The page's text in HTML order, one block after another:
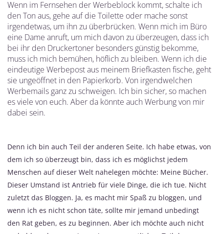
Wenn im Fernsehen der Werbeblock kommt, schalte ich
den Ton aus, gehe auf die Toilette oder mache sonst
irgendetwas, um ihn zu überbrücken. Wenn mich im Büro
eine Dame anruft, um mich davon zu überzeugen, dass ich
bei ihr den Druckertoner besonders günstig bekomme,
muss ich mich bemühen, höflich zu bleiben. Wenn ich die
eindeutige Werbepost aus meinem Briefkasten fische, geht
sie ungeöffnet in den Papierkorb. Von irgendwelchen
Werbemails ganz zu schweigen. Ich bin sicher, so machen
es viele von euch. Aber da könnte auch Werbung von mir
dabei sein.
Denn ich bin auch Teil der anderen Seite. Ich habe etwas, von
dem ich so überzeugt bin, dass ich es möglichst jedem
Menschen auf dieser Welt nahelegen möchte: Meine Bücher.
Dieser Umstand ist Antrieb für viele Dinge, die ich tue. Nicht
zuletzt das Bloggen. Ja, es macht mir Spaß zu bloggen, und
wenn ich es nicht schon täte, sollte mir jemand unbedingt
den Rat geben, es zu beginnen. Aber ich möchte auch nicht